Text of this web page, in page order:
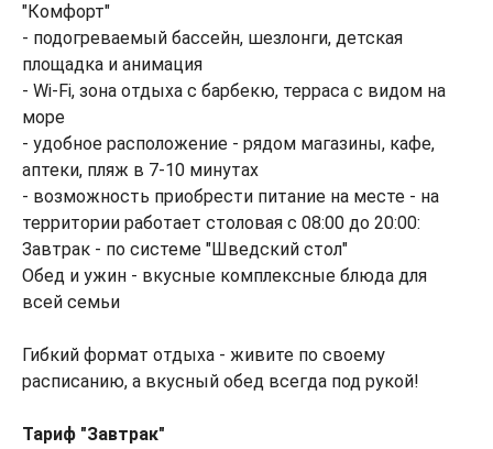
"Комфорт"
- подогреваемый бассейн, шезлонги, детская
площадка и анимация
- Wi-Fi, зона отдыха с барбекю, терраса с видом на
море
- удобное расположение - рядом магазины, кафе,
аптеки, пляж в 7-10 минутах
- возможность приобрести питание на месте - на
территории работает столовая с 08:00 до 20:00:
Завтрак - по системе "Шведский стол"
Обед и ужин - вкусные комплексные блюда для
всей семьи
Гибкий формат отдыха - живите по своему
расписанию, а вкусный обед всегда под рукой!
Тариф "Завтрак"